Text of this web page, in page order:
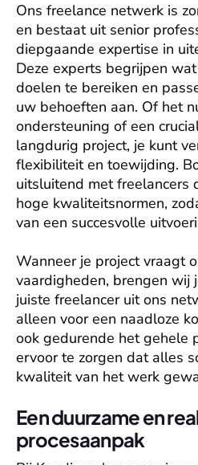
Ons freelance netwerk is
en bestaat uit senior
diepgaande expertise in
Deze experts begrijpen
doelen te bereiken en
uw behoeften aan. Of het
ondersteuning of een
langdurig project, je kunt
flexibiliteit en toewijding.
uitsluitend met freelancers
hoge kwaliteitsnormen,
van een succesvolle
Wanneer je project vraagt
vaardigheden, brengen wij
juiste freelancer uit ons
alleen voor een naadloze
ook gedurende het gehele
ervoor te zorgen dat alles
kwaliteit van het werk
Een duurzame en
procesaanpak